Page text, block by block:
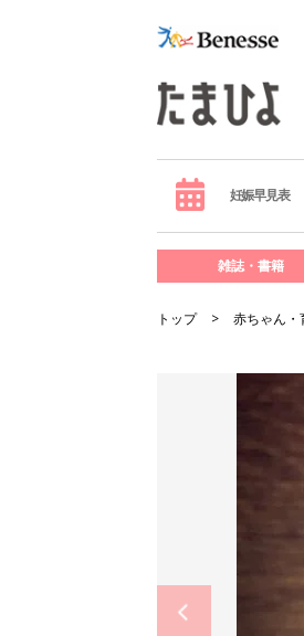
妊娠早見表
雑誌・書籍
トップ 赤ちゃん・